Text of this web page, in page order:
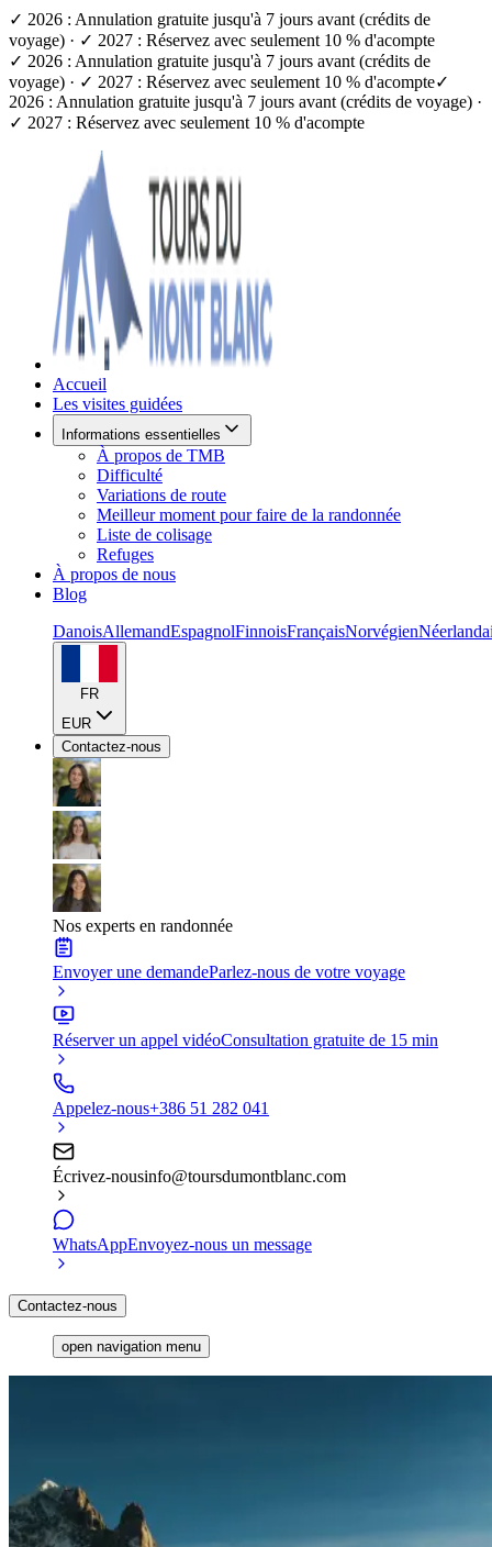
✓ 2026 : Annulation gratuite jusqu'à 7 jours avant (crédits de
voyage) · ✓ 2027 : Réservez avec seulement 10 % d'acompte
✓ 2026 : Annulation gratuite jusqu'à 7 jours avant (crédits de
voyage) · ✓ 2027 : Réservez avec seulement 10 % d'acompte✓
2026 : Annulation gratuite jusqu'à 7 jours avant (crédits de voyage) ·
✓ 2027 : Réservez avec seulement 10 % d'acompte
Accueil
Les visites guidées
Informations essentielles
À propos de TMB
Difficulté
Variations de route
Meilleur moment pour faire de la randonnée
Liste de colisage
Refuges
À propos de nous
Blog
DanoisAllemandEspagnolFinnoisFrançaisNorvégien
FR
EUR
Contactez-nous
Nos experts en randonnée
Envoyer une demandeParlez-nous de votre voyage
Réserver un appel vidéoConsultation gratuite de 15 min
Appelez-nous+386 51 282 041
Écrivez-nousinfo@toursdumontblanc.com
WhatsAppEnvoyez-nous un message
Contactez-nous
open navigation menu